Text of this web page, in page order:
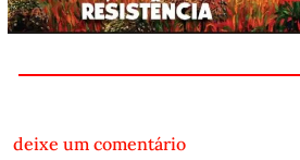
deixe um comentário